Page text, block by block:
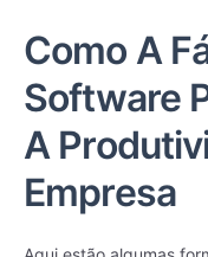
Como A
Software
A
Empresa